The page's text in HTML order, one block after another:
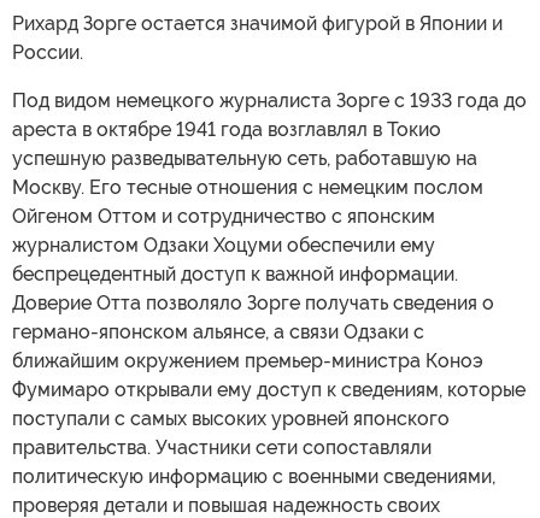
Рихард Зорге остается значимой фигурой в Японии и
России.
Под видом немецкого журналиста Зорге с 1933 года до
ареста в октябре 1941 года возглавлял в Токио
успешную разведывательную сеть, работавшую на
Москву. Его тесные отношения с немецким послом
Ойгеном Оттом и сотрудничество с японским
журналистом Одзаки Хоцуми обеспечили ему
беспрецедентный доступ к важной информации.
Доверие Отта позволяло Зорге получать сведения о
германо-японском альянсе, а связи Одзаки с
ближайшим окружением премьер-министра Коноэ
Фумимаро открывали ему доступ к сведениям, которые
поступали с самых высоких уровней японского
правительства. Участники сети сопоставляли
политическую информацию с военными сведениями,
проверяя детали и повышая надежность своих